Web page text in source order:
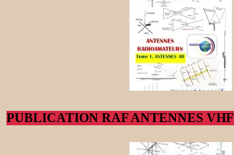
PUBLICATION RAF ANTENNES VHF